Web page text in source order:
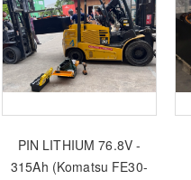
PIN LITHIUM 76.8V -
315Ah (Komatsu FE30-